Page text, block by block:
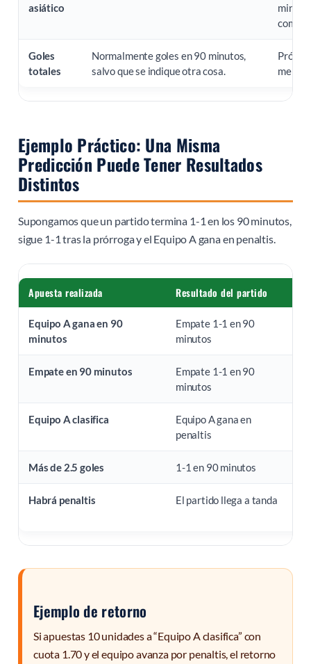
asiático
Goles
totales
Normalmente goles en 90 minutos,
salvo que se indique otra cosa.
Ejemplo Práctico: Una Misma
Predicción Puede Tener Resultados
Distintos
Supongamos que un partido termina 1-1 en los 90 minutos,
sigue 1-1 tras la prórroga y el Equipo A gana en penaltis.
Apuesta realizada Resultado del partido
Equipo A gana en 90
minutos
Empate 1-1 en 90
minutos
Empate en 90 minutos
Empate 1-1 en 90
minutos
Equipo A clasifica
Equipo A gana en
penaltis
Más de 2.5 goles 1-1 en 90 minutos
Habrá penaltis El partido llega a tanda
Ejemplo de retorno
Si apuestas 10 unidades a “Equipo A clasifica” con
cuota 1.70 y el equipo avanza por penaltis, el retorno